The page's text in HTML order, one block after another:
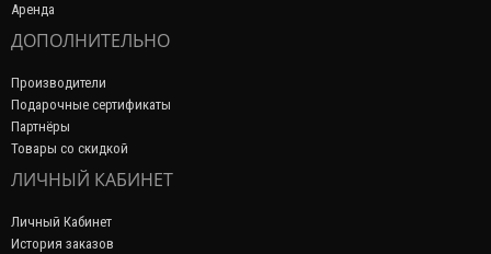
Аренда
ДОПОЛНИТЕЛЬНО
Производители
Подарочные сертификаты
Партнёры
Товары со скидкой
ЛИЧНЫЙ КАБИНЕТ
Личный Кабинет
История заказов